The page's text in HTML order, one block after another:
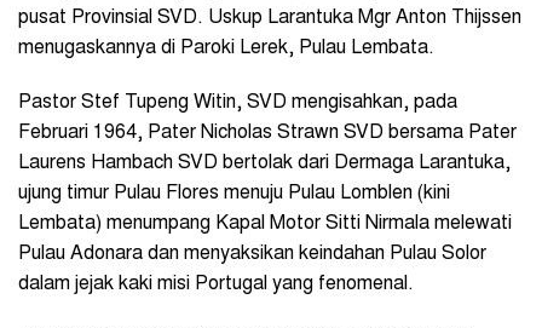
pusat Provinsial SVD. Uskup Larantuka Mgr Anton Thijssen
menugaskannya di Paroki Lerek, Pulau Lembata.
Pastor Stef Tupeng Witin, SVD mengisahkan, pada
Februari 1964, Pater Nicholas Strawn SVD bersama Pater
Laurens Hambach SVD bertolak dari Dermaga Larantuka,
ujung timur Pulau Flores menuju Pulau Lomblen (kini
Lembata) menumpang Kapal Motor Sitti Nirmala melewati
Pulau Adonara dan menyaksikan keindahan Pulau Solor
dalam jejak kaki misi Portugal yang fenomenal.